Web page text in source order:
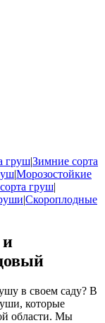
груш|Зимние сорта
|Морозостойкие
груш|
|Скороплодные
в своем саду? В
которые
области. Мы